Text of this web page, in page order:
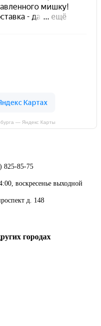
— Яндекс Карты
825-85-75
воскресенье выходной
д. 148
городах